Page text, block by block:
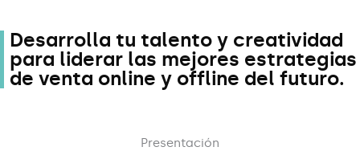
Desarrolla tu talento y creatividad
para liderar las mejores estrategias
de venta online y offline del futuro.
Presentación